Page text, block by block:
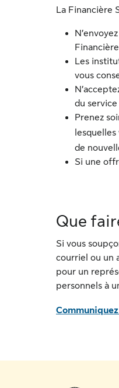
La Financière
Les
vous
du
Prenez
de
Si une
Que
Si vous
courriel ou un
pour un
personnels à